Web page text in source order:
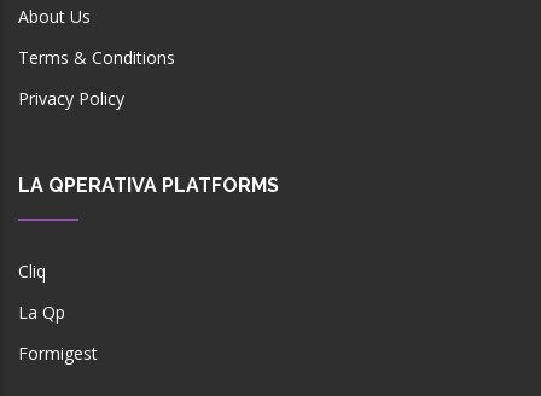
About Us
Terms & Conditions
Privacy Policy
LA QPERATIVA PLATFORMS
Cliq
La Qp
Formigest